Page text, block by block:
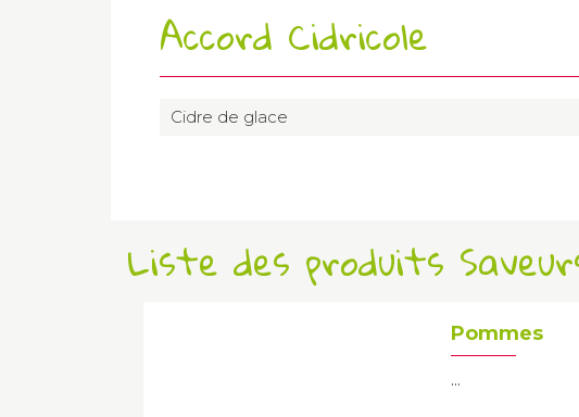
Accord Cidricole
Cidre de glace
Liste des produits
Pommes
...